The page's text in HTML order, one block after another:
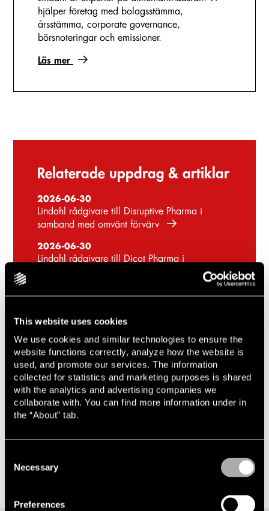
This website uses cookies
We use cookies and similar technologies to ensure the
website functions correctly, analyze how the website is
used, and promote our services. The information
collected for statistics and marketing purposes is shared
with the analytics and advertising companies we
collaborate with. You can find more information under in
the “About” tab.
Selection
Necessary
Preferences
hjälper företag med bolagsstämma,
årsstämma, corporate governance,
börsnoteringar och emissioner.
Läs mer
Relaterade uppdrag & artiklar
2026-06-30
Lindahl rådgivare till Disruptive Pharma i
samband med omvänt förvärv
2026-06-30
Lindahl rådgivare till Dicot Pharma i
2026-06-23
nyemission om cirka 140 MSEK
2026-06-05
Lindahl rådgivare till Aira vid notering på
Nasdaq First North Growth Market